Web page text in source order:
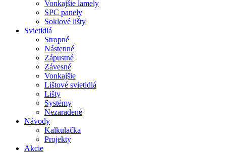
Vonkajšie lamely
SPC panely
Soklové lišty
Svietidlá
Stropné
Nástenné
Zápustné
Závesné
Vonkajšie
Lištové svietidlá
Lišty
Systémy
Nezaradené
Návody
Kalkulačka
Projekty
Akcie